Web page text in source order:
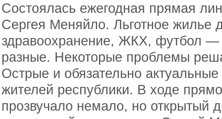
Состоялась ежегодная прямая
Сергея Меняйло. Льготное жилье
здравоохранение, ЖКХ, футбол —
разные. Некоторые проблемы
Острые и обязательно
жителей республики. В ходе
прозвучало немало, но открытый